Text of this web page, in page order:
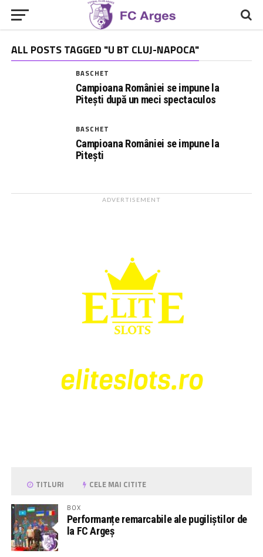
ALL POSTS TAGGED "U BT CLUJ-NAPOCA"
BASCHET
Campioana României se impune la
Pitești după un meci spectaculos
BASCHET
Campioana României se impune la
Pitești
ADVERTISEMENT
TITLURI CELE MAI CITITE
BOX
Performanțe remarcabile ale pugiliștilor de
la FC Argeș